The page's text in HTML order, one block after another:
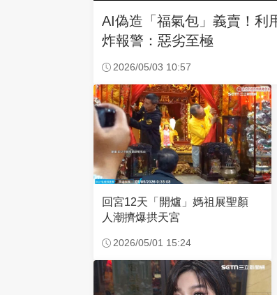
AI偽造「福氣包」義賣！
炸報警：惡劣至極
2026/05/03 10:57
回宮12天「開爐」媽祖展聖顏
人潮擠爆拱天宮
2026/05/01 15:24